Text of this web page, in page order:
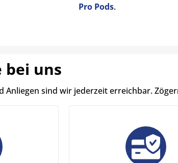
Pro Pods.
uns
Anliegen sind wir jederzeit erreichbar.